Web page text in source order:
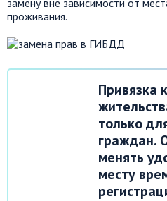
замену вне зависимости от
проживания.
Привязка
только
граждан.
менять
месту